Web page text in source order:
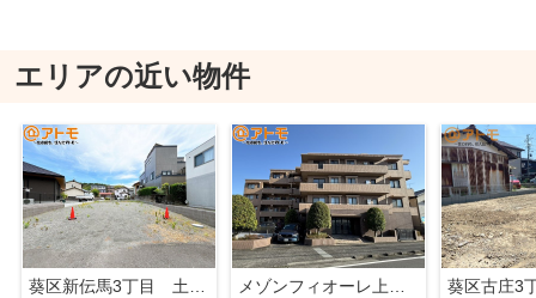
エリアの近い物件
葵区新伝馬3丁目 土地 2号地
メゾンフィオーレ上足洗
葵区古庄3